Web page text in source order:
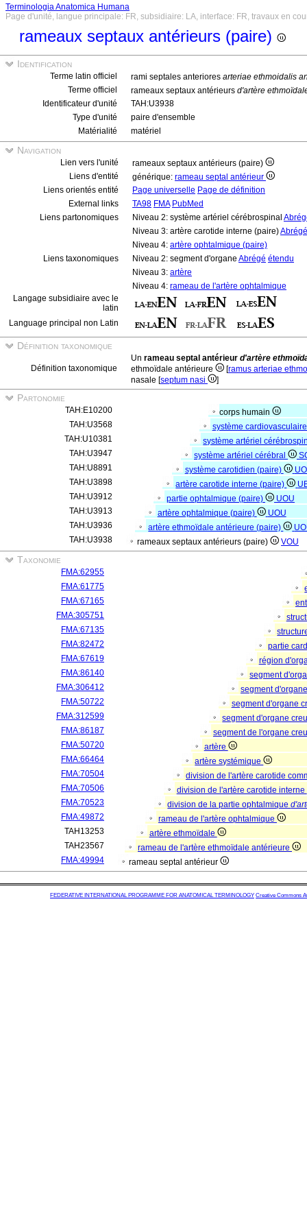
Terminologia Anatomica Humana
Page d'unité, langue principale: FR, subsidiaire: LA, interface: FR, travaux en
rameaux septaux antérieurs (paire)
Identification
Terme latin officiel rami septales anteriores arteriae ethmoidalis
Terme officiel
rameaux septaux antérieurs d'artère
Identificateur d'unité
TAH:U3938
Type d'unité
paire d'ensemble
Matérialité
matériel
Navigation
Lien vers l'unité
rameaux septaux antérieurs (paire)
Liens d'entité
générique: rameau septal antérieur
Liens orientés entité
Page universelle Page de définition
External links
TA98 FMA PubMed
Liens partonomiques
Niveau 2: système artériel cérébrospinal
Niveau 3: artère carotide interne (paire)Abrégé
Niveau 4: artère ophtalmique (paire)
Liens taxonomiques
Niveau 2: segment d'organe Abrégé étendu
Niveau 3: artère
Niveau 4: rameau de l'artère ophtalmique
Langage subsidiaire avec le
latin
Language principal non Latin
Définition taxonomique
Définition taxonomique
Un rameau septal antérieur d'artère
ethmoïdale antérieure
[ramus arteriae
nasale [septum nasi ]
Partonomie
TAH:E10200
corps humain
TAH:U3568
système
TAH:U10381
système artériel
TAH:U3947
système artériel cérébral
TAH:U8891
système carotidien (paire)
TAH:U3898
artère carotide interne (paire)
TAH:U3912
partie ophtalmique (paire)
UOU
TAH:U3913
artère ophtalmique (paire)
UOU
TAH:U3936
artère ethmoïdale antérieure (paire)
TAH:U3938
rameaux septaux antérieurs (paire) VOU
Taxonomie
FMA:62955
FMA:61775
FMA:67165
FMA:305751
FMA:67135
FMA:82472
partie
FMA:67619
région
FMA:86140
segment
FMA:306412
segment
FMA:50722
segment d'organe
FMA:312599
segment d'organe
FMA:86187
segment de l'organe
FMA:50720
artère
FMA:66464
artère systémique
FMA:70504
division de l'artère carotide
FMA:70506
division de l'artère carotide interne
FMA:70523
division de la partie ophtalmique
FMA:49872
rameau de l'artère ophtalmique
TAH13253
artère ethmoïdale
TAH23567
rameau de l'artère ethmoïdale antérieure
FMA:49994
rameau septal antérieur
FEDERATIVE INTERNATIONAL PROGRAMME FOR ANATOMICAL TERMINOLOGY Creative Commons